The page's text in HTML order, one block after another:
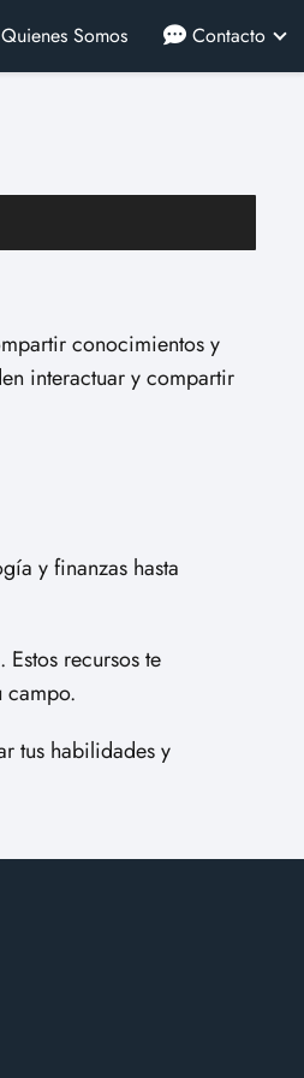
Quienes Somos Contacto
conocimientos y
interactuar y compartir
y finanzas hasta
recursos te
campo.
tus habilidades y